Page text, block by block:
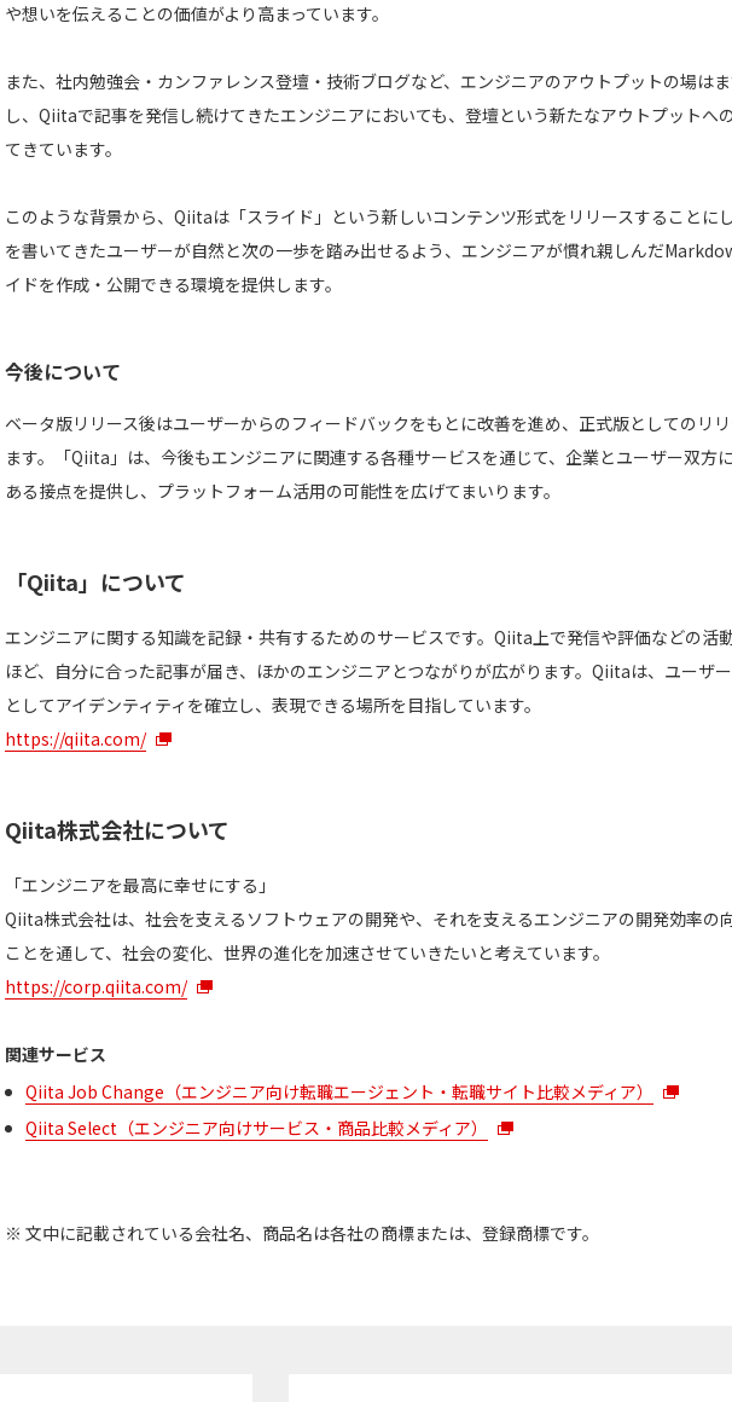
や想いを伝えることの価値がより高まっています。
また、社内勉強会・カンファレンス登壇・技術ブログなど、エンジニアのアウトプットの場は
し、Qiitaで記事を発信し続けてきたエンジニアにおいても、登壇という新たなアウトプットへ
てきています。
このような背景から、Qiitaは「スライド」という新しいコンテンツ形式をリリースすることに
を書いてきたユーザーが自然と次の一歩を踏み出せるよう、エンジニアが慣れ親しんだ
イドを作成・公開できる環境を提供します。
今後について
ベータ版リリース後はユーザーからのフィードバックをもとに改善を進め、正式版としてのリ
ます。「Qiita」は、今後もエンジニアに関連する各種サービスを通じて、企業とユーザー双方
ある接点を提供し、プラットフォーム活用の可能性を広げてまいります。
「Qiita」について
エンジニアに関する知識を記録・共有するためのサービスです。Qiita上で発信や評価などの活
ほど、自分に合った記事が届き、ほかのエンジニアとつながりが広がります。Qiitaは、ユーザ
としてアイデンティティを確立し、表現できる場所を目指しています。
https://qiita.com/
Qiita株式会社について
「エンジニアを最高に幸せにする」
Qiita株式会社は、社会を支えるソフトウェアの開発や、それを支えるエンジニアの開発効率の
ことを通して、社会の変化、世界の進化を加速させていきたいと考えています。
https://corp.qiita.com/
関連サービス
Qiita Job Change（エンジニア向け転職エージェント・転職サイト比較メディア）
Qiita Select（エンジニア向けサービス・商品比較メディア）
※ 文中に記載されている会社名、商品名は各社の商標または、登録商標です。